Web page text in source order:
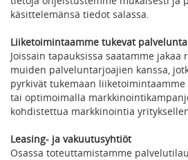
käsittelemänsä tiedot salassa.
Liiketoimintaamme tukevat
Joissain tapauksissa saatamme
muiden palveluntarjoajien kanssa,
pyrkivät tukemaan
tai optimoimalla
kohdistettua markkinointia
Leasing- ja vakuutusyhtiöt
Osassa toteuttamistamme